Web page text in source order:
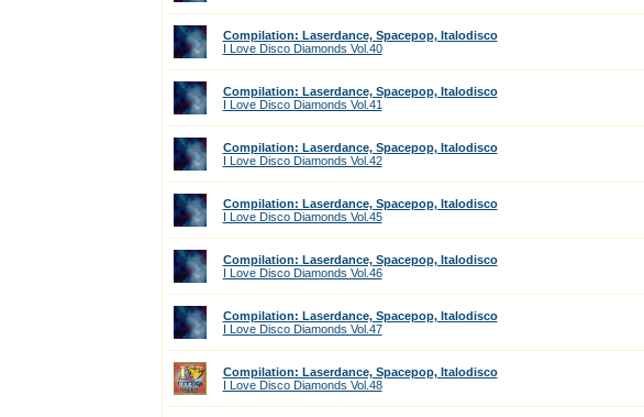
Compilation: Laserdance, Spacepop, Italodisco
I Love Disco Diamonds Vol.40
Compilation: Laserdance, Spacepop, Italodisco
I Love Disco Diamonds Vol.41
Compilation: Laserdance, Spacepop, Italodisco
I Love Disco Diamonds Vol.42
Compilation: Laserdance, Spacepop, Italodisco
I Love Disco Diamonds Vol.45
Compilation: Laserdance, Spacepop, Italodisco
I Love Disco Diamonds Vol.46
Compilation: Laserdance, Spacepop, Italodisco
I Love Disco Diamonds Vol.47
Compilation: Laserdance, Spacepop, Italodisco
I Love Disco Diamonds Vol.48